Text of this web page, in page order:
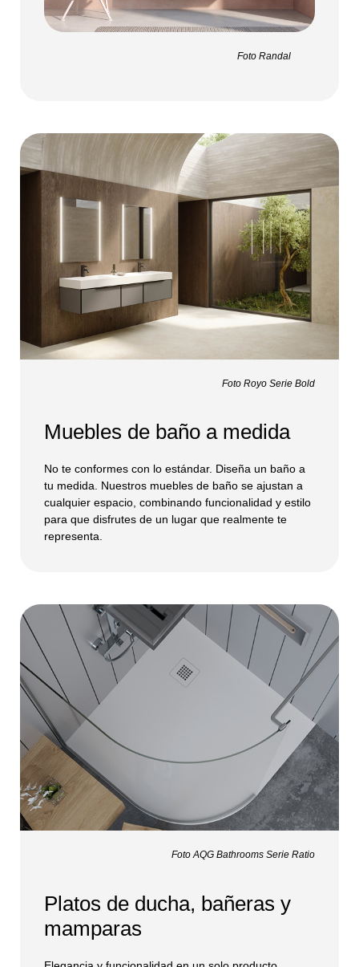
Foto Randal
Foto Royo Serie Bold
Muebles de baño a medida
No te conformes con lo estándar. Diseña un baño a
tu medida. Nuestros muebles de baño se ajustan a
cualquier espacio, combinando funcionalidad y estilo
para que disfrutes de un lugar que realmente te
representa.
Foto AQG Bathrooms Serie Ratio
Platos de ducha, bañeras y
mamparas